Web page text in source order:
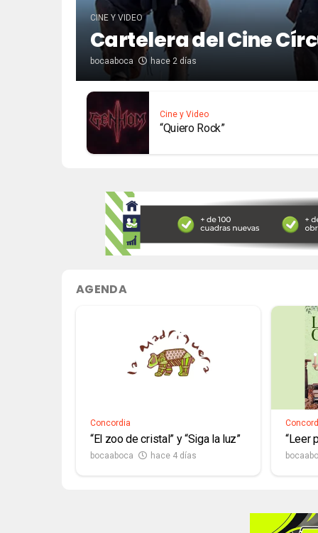
CINE Y VIDEO
Cartelera del Cine
bocaaboca hace 2 días
Cine y Video
“Quiero Rock”
AGENDA
Concordia
“El zoo de cristal” y “Siga la luz”
bocaaboca hace 4 días
“Leer